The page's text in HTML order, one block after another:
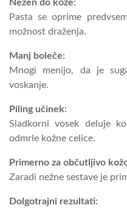
Nežen do kože:
Pasta se oprime
možnost draženja.
Manj boleče:
Mnogi menijo, da je
voskanje.
Piling učinek:
Sladkorni vosek deluje
odmrle kožne celice.
Primerno za občutljivo
Zaradi nežne sestave je
Dolgotrajni rezultati: